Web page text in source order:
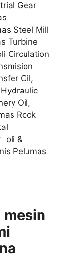
Gear
Steel Mill
Turbine
Circulation
Oil,
Oil,
Rock
oli &
Pelumas